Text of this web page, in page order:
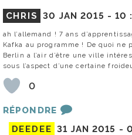
CHRIS 30 JAN 2015 -10
ah l’allemand ! 7 ans
Kafka au programme ! De quoi ne
Berlin a l’air d’être une ville
sous l’aspect d’une certaine
0
RÉPONDRE
DEEDEE 31 JAN 2015 -